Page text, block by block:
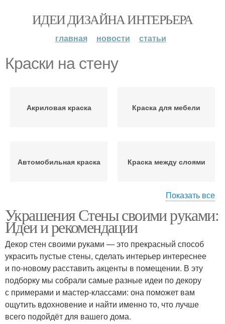
ИДЕИ ДИЗАЙНА ИНТЕРЬЕРА
главная новости статьи
Краски на стену
Акриловая краска Краска для мебели
Автомобильная краска Краска между слоями
Высохшая краска Краска на дереве
Краски для нанесения Краски на сухую стену
Краски на сухую
Показать все
Украшения Стены своими руками:
Идеи и рекомендации
Декор стен своими руками — это прекрасный способ
украсить пустые стены, сделать интерьер интереснее
и по-новому расставить акценты в помещении. В эту
подборку мы собрали самые разные идеи по декору
с примерами и мастер-классами: она поможет вам
ощутить вдохновение и найти именно то, что лучше
всего подойдёт для вашего дома.